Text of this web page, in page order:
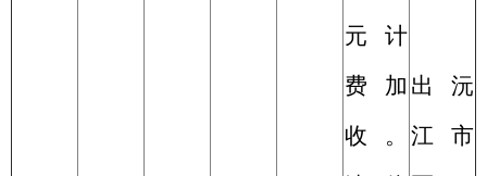
元计
费加
收。
出沅
江市